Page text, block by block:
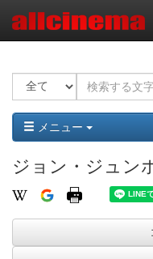
メニュー
ジョン・ジュン